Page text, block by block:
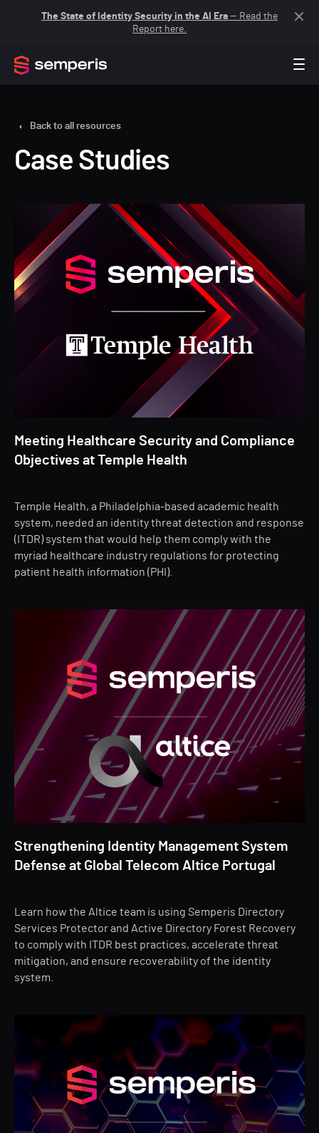
The State of Identity Security in the AI Era — Read the
Report here.
Back to all resources
Case Studies
Meeting Healthcare Security and Compliance
Objectives at Temple Health
Temple Health, a Philadelphia-based academic health
system, needed an identity threat detection and response
(ITDR) system that would help them comply with the
myriad healthcare industry regulations for protecting
patient health information (PHI).
Strengthening Identity Management System
Defense at Global Telecom Altice Portugal
Learn how the Altice team is using Semperis Directory
Services Protector and Active Directory Forest Recovery
to comply with ITDR best practices, accelerate threat
mitigation, and ensure recoverability of the identity
system.